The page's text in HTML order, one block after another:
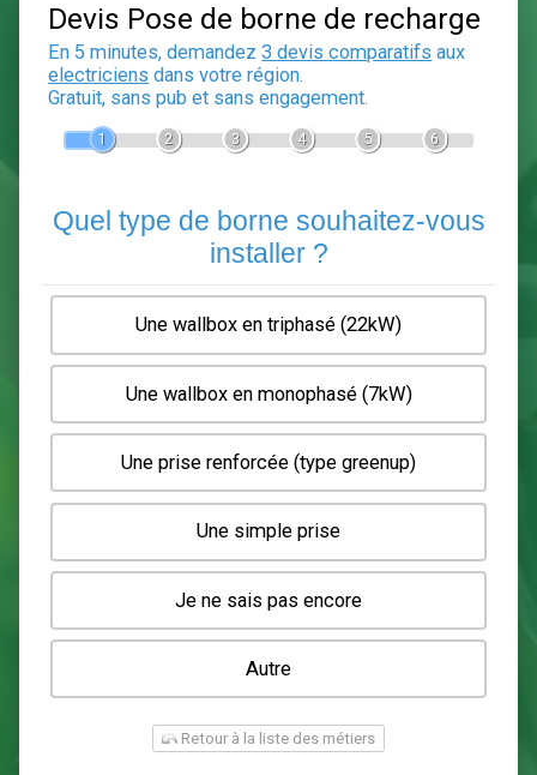
Devis Pose de borne de
En 5 minutes, demandez3 devis comparatifs
Gratuit, sans pub et sans engagement.
2 3 6
Quel type de borne souhaitez-
installer ?
Une wallbox en triphasé (22kW)
Une wallbox en monophasé (7kW)
Une prise renforcée (type greenup)
Une simple prise